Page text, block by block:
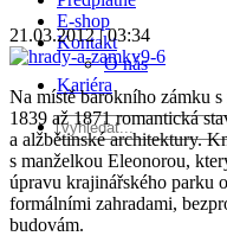
E-shop
Kontakt
O nás
Kariéra
21.03.2012 | 03:34
Na místě barokního zámku
1839 až 1871 romantická
a alžbětinské architektury.
s manželkou Eleonorou,
úpravu krajinářského parku
formálními zahradami,
budovám.